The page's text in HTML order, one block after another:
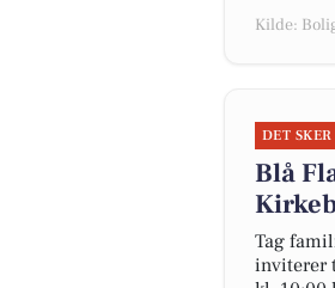
Kilde:
DET SKER
Blå
Tag
inviterer